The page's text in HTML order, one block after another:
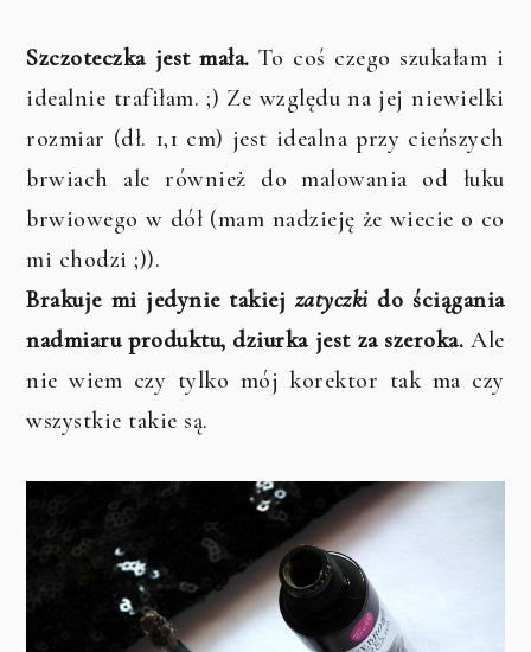
Szczoteczka jest mała. To coś czego szukałam i
idealnie trafiłam. ;) Ze względu na jej niewielki
rozmiar (dł. 1,1 cm) jest idealna przy cieńszych
brwiach ale również do malowania od łuku
brwiowego w dół (mam nadzieję że wiecie o co
mi chodzi ;)).
Brakuje mi jedynie takiej zatyczkido ściągania
nadmiaru produktu, dziurka jest za szeroka.Ale
nie wiem czy tylko mój korektor tak ma czy
wszystkie takie są.